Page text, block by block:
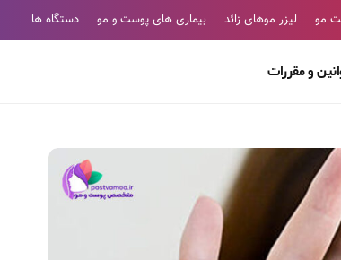
مو لیزر موهای زائد بیماری های پوست و مو دستگاه ها
و مقررات